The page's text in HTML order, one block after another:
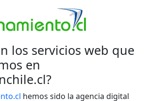
los servicios web que
en
hemos sido la agencia digital